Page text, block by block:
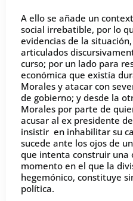
A ello se añade un
social irrebatible, por lo
evidencias de la
articulados
curso; por un lado para
económica que existía
Morales y atacar con
de gobierno; y desde la
Morales por parte de
acusar al ex presidente
insistir en inhabilitar su
sucede ante los ojos de
que intenta construir una
momento en el que la
hegemónico, constituye
política.